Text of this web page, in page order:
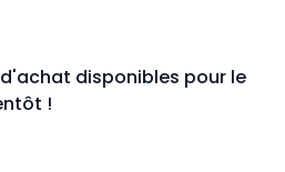
disponibles pour le
!